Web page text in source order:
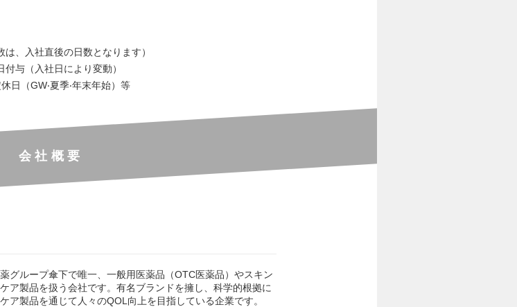
、⼊社直後の⽇数となります）
与（⼊社⽇により変動）
⽇（GW‧夏季‧年末年始）等
会社概要
グループ傘下で唯一、一般用医薬品（OTC医薬品）やスキン
ア製品を扱う会社です。有名ブランドを擁し、科学的根拠に
ア製品を通じて人々のQOL向上を目指している企業です。